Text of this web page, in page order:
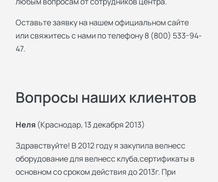
Оставьте заявку на нашем официальном сайте
или свяжитесь с нами по телефону 8 (800) 533-94-
47.
Вопросы наших клиентов
Неля (Краснодар, 13 декабря 2013)
Здравствуйте! В 2012 году я закупила велнесс
оборудование для велнесс клуба,сертификаты в
основном со сроком действия до 2013г. При